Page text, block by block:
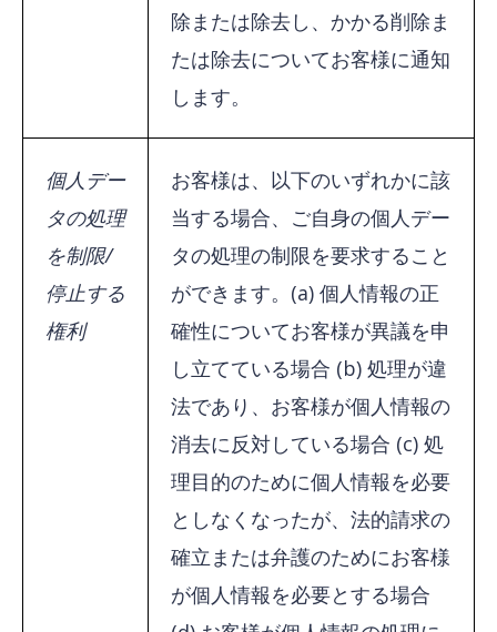
除または除去し、かかる削除ま
たは除去についてお客様に通知
します。
個人デー
タの処理
を制限/
停止する
権利
お客様は、以下のいずれかに該
当する場合、ご自身の個人デー
タの処理の制限を要求すること
ができます。(a) 個人情報の正
確性についてお客様が異議を申
し立てている場合 (b) 処理が違
法であり、お客様が個人情報の
消去に反対している場合 (c) 処
理目的のために個人情報を必要
としなくなったが、法的請求の
確立または弁護のためにお客様
が個人情報を必要とする場合